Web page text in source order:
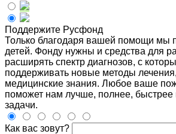
Поддержите Русфонд
Только благодаря вашей помощи мы
детей. Фонду нужны и средства для
расширять спектр диагнозов, с
поддерживать новые методы
медицинские знания. Любое ваше
поможет нам лучше, полнее,
задачи.
Как вас зовут?